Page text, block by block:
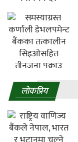
लाेकप्रिय